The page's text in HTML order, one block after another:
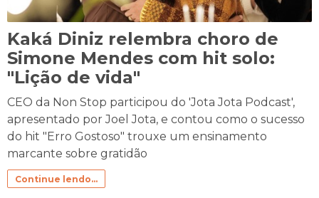
Kaká Diniz relembra choro de
Simone Mendes com hit solo:
"Lição de vida"
CEO da Non Stop participou do 'Jota Jota Podcast',
apresentado por Joel Jota, e contou como o sucesso
do hit "Erro Gostoso" trouxe um ensinamento
marcante sobre gratidão
Continue lendo...